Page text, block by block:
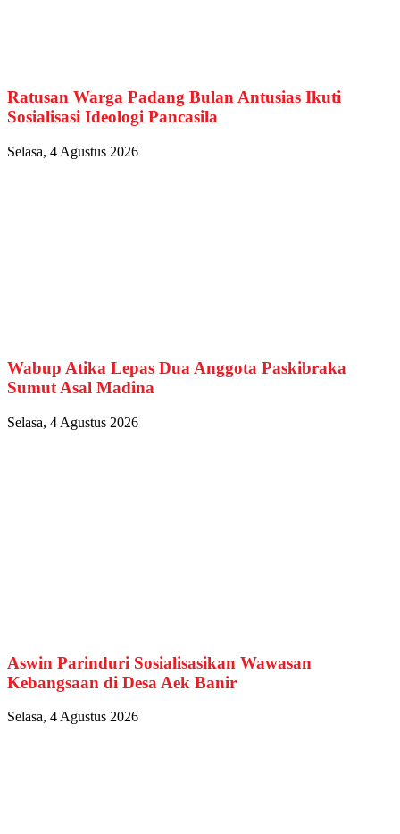
Ratusan Warga Padang Bulan Antusias Ikuti
Sosialisasi Ideologi Pancasila
Selasa, 4 Agustus 2026
Wabup Atika Lepas Dua Anggota Paskibraka
Sumut Asal Madina
Selasa, 4 Agustus 2026
Aswin Parinduri Sosialisasikan Wawasan
Kebangsaan di Desa Aek Banir
Selasa, 4 Agustus 2026